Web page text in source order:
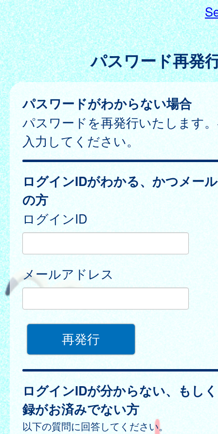
パスワード再発
パスワードがわからない場合
パスワードを再発行いたします
入力してください。
ログインIDがわかる、かつメー
の方
ログインID
メールアドレス
ログインIDが分からない、もし
録がお済みでない方
以下の質問に回答してください。